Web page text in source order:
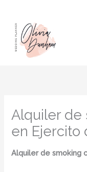
contenido
Alquiler de
en Ejercito
Alquiler de smoking